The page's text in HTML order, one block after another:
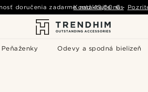
Peňaženky Odevy a spodná bielizeň
doručenia zadarmo nad 49,00 € -
Kontaktujte nás